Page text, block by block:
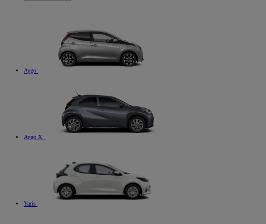
Aygo
Aygo X
Yaris